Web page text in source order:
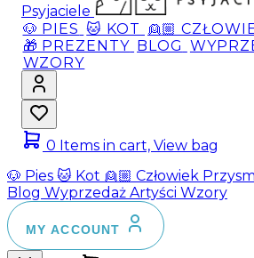
Psyjaciele
🐶 PIES 🐱 KOT 👱🏼
🎁 PREZENTY BLOG
WZORY
0 Items in cart, View bag
🐶 Pies 🐱 Kot 👱🏼 Człowiek
Blog Wyprzedaż Artyści Wzory
MY ACCOUNT